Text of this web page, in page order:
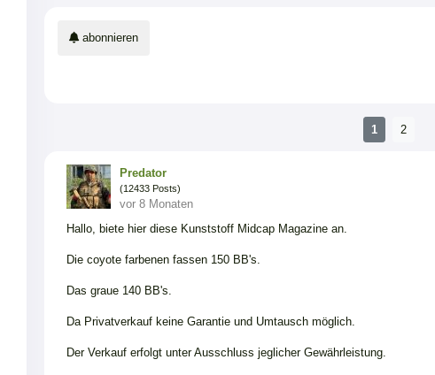
abonnieren
1 2
Predator
(12433 Posts)
vor 8 Monaten
Hallo, biete hier diese Kunststoff Midcap Magazine an.
Die coyote farbenen fassen 150 BB's.
Das graue 140 BB's.
Da Privatverkauf keine Garantie und Umtausch möglich.
Der Verkauf erfolgt unter Ausschluss jeglicher Gewährleistung.